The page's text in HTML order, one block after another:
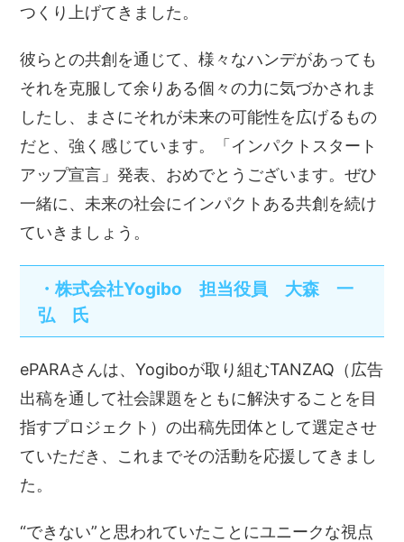
つくり上げてきました。
彼らとの共創を通じて、様々なハンデがあっても
それを克服して余りある個々の力に気づかされま
したし、まさにそれが未来の可能性を広げるもの
だと、強く感じています。「インパクトスタート
アップ宣言」発表、おめでとうございます。ぜひ
一緒に、未来の社会にインパクトある共創を続け
ていきましょう。
・株式会社Yogibo 担当役員 大森 一
弘 氏
ePARAさんは、Yogiboが取り組むTANZAQ（広告
出稿を通して社会課題をともに解決することを目
指すプロジェクト）の出稿先団体として選定させ
ていただき、これまでその活動を応援してきまし
た。
“できない”と思われていたことにユニークな視点